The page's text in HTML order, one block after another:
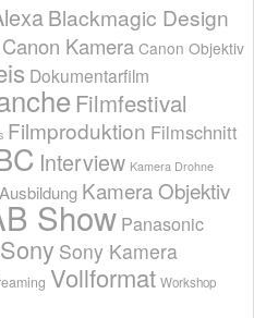
Blackmagic Design
Canon Kamera Canon Objektiv
Dokumentarfilm
Filmfestival
Filmproduktion Filmschnitt
Interview Kamera Drohne
Kamera Objektiv
Show Panasonic
Sony Sony Kamera
Vollformat Workshop